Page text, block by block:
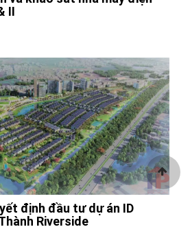
II
định đầu tư dự án ID
Riverside